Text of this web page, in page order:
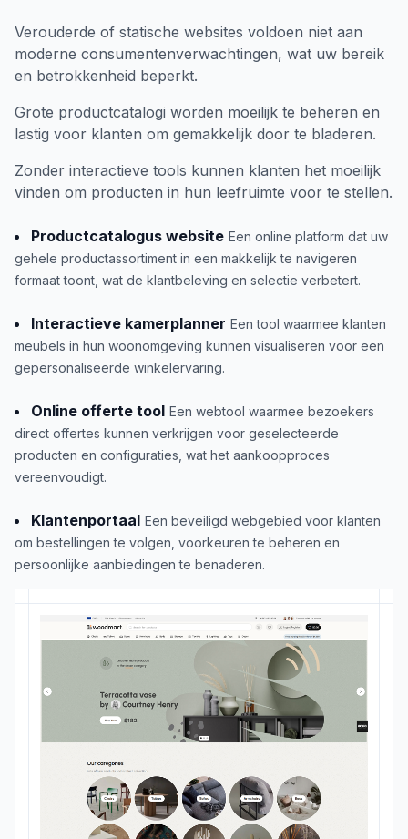
Verouderde of statische websites voldoen niet aan
moderne consumentenverwachtingen, wat uw bereik
en betrokkenheid beperkt.
Grote productcatalogi worden moeilijk te beheren en
lastig voor klanten om gemakkelijk door te bladeren.
Zonder interactieve tools kunnen klanten het moeilijk
vinden om producten in hun leefruimte voor te stellen.
Productcatalogus website Een online platform dat uw
gehele productassortiment in een makkelijk te navigeren
formaat toont, wat de klantbeleving en selectie verbetert.
Interactieve kamerplanner Een tool waarmee klanten
meubels in hun woonomgeving kunnen visualiseren voor een
gepersonaliseerde winkelervaring.
Online offerte tool Een webtool waarmee bezoekers
direct offertes kunnen verkrijgen voor geselecteerde
producten en configuraties, wat het aankoopproces
vereenvoudigt.
Klantenportaal Een beveiligd webgebied voor klanten
om bestellingen te volgen, voorkeuren te beheren en
persoonlijke aanbiedingen te benaderen.